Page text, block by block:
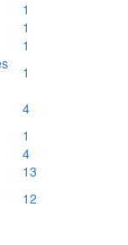
1
1
1
1
4
1
4
13
12